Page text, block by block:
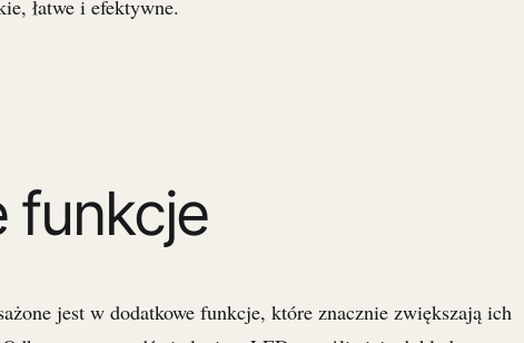
łatwe i efektywne.
funkcje
jest w dodatkowe funkcje, które znacznie zwiększają ich